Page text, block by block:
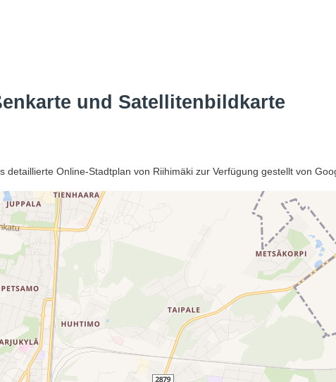
und Satellitenbildkarte
Online-Stadtplan von Riihimäki zur Verfügung gestellt von